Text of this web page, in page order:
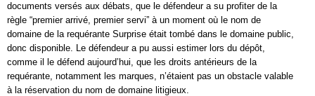
documents versés aux débats, que le défendeur a su profiter de la
règle “premier arrivé, premier servi” à un moment où le nom de
domaine de la requérante Surprise était tombé dans le domaine public,
donc disponible. Le défendeur a pu aussi estimer lors du dépôt,
comme il le défend aujourd’hui, que les droits antérieurs de la
requérante, notamment les marques, n’étaient pas un obstacle valable
à la réservation du nom de domaine litigieux.